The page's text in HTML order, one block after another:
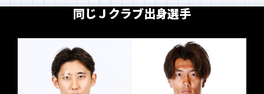
同じＪクラブ出身選手